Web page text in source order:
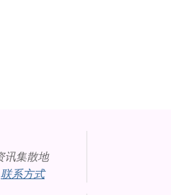
讯集散地
联系方式